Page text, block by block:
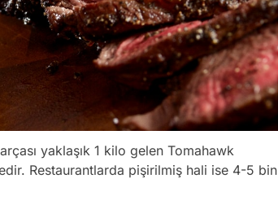
yaklaşık 1 kilo gelen Tomahawk
Restaurantlarda pişirilmiş hali ise 4-5 bin